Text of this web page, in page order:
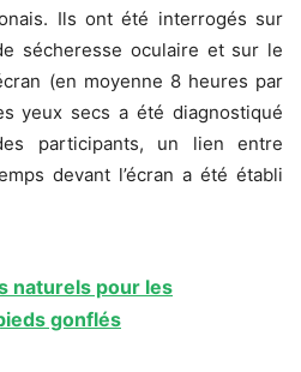
Ils ont été interrogés sur
sécheresse oculaire et sur le
(en moyenne 8 heures par
yeux secs a été diagnostiqué
participants, un lien entre
devant l’écran a été établi
naturels pour les
gonflés